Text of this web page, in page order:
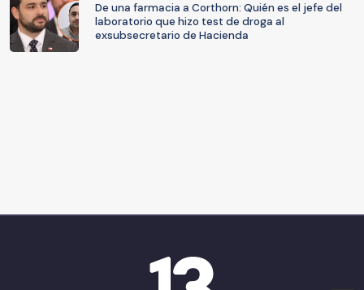
De una farmacia a Corthorn: Quién es el jefe del
laboratorio que hizo test de droga al
exsubsecretario de Hacienda